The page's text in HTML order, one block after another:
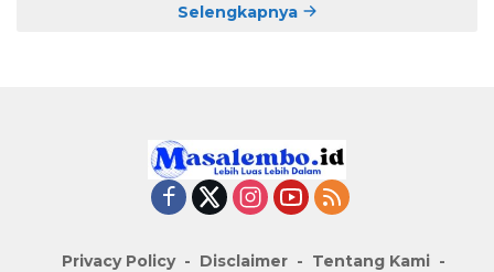
Selengkapnya
Privacy Policy Disclaimer Tentang Kami